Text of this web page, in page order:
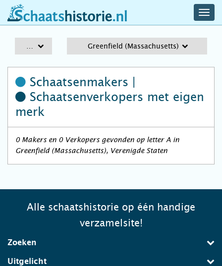
schaatshistorie.nl
Greenfield (Massachusetts)
Schaatsenmakers |
Schaatsenverkopers met eigen
merk
0 Makers en 0 Verkopers gevonden op letter A in
Greenfield (Massachusetts), Verenigde Staten
Alle schaatshistorie op één handige
verzamelsite!
Zoeken
Uitgelicht